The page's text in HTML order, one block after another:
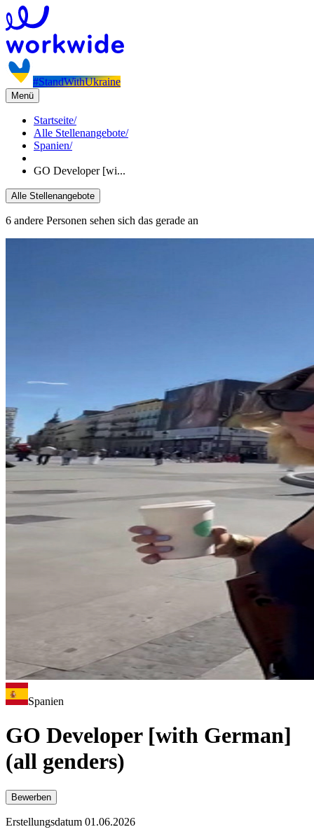
#StandWithUkraine
Menü
Startseite/
Alle Stellenangebote/
Spanien/
GO Developer [wi...
Alle Stellenangebote
6 andere Personen sehen sich das gerade an
Spanien
GO Developer [with German]
(all genders)
Bewerben
Erstellungsdatum 01.06.2026